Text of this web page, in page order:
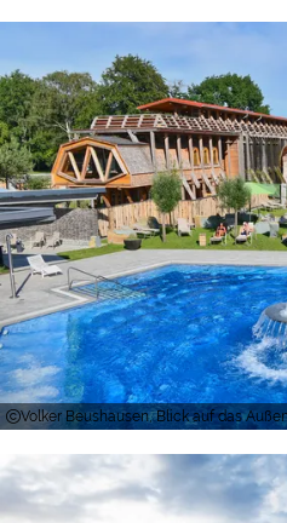
Volker Beushausen, Blick auf das